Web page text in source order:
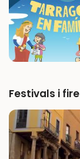
Festivals i